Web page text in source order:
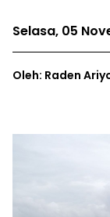
Selasa, 05
Oleh: Raden